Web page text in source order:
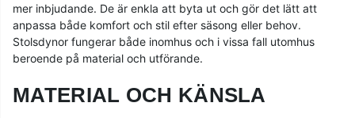
mer inbjudande. De är enkla att byta ut och gör det lätt att
anpassa både komfort och stil efter säsong eller behov.
Stolsdynor fungerar både inomhus och i vissa fall utomhus
beroende på material och utförande.
MATERIAL OCH KÄNSLA